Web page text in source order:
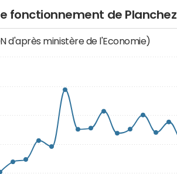
fonctionnement de Planchez
d'après ministère de l'Economie)